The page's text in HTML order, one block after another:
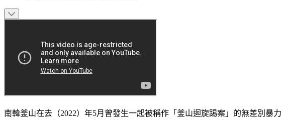
南韓釜山在去（2022）年5月曾發生一起被稱作「釜山迴旋踢案」的無差別